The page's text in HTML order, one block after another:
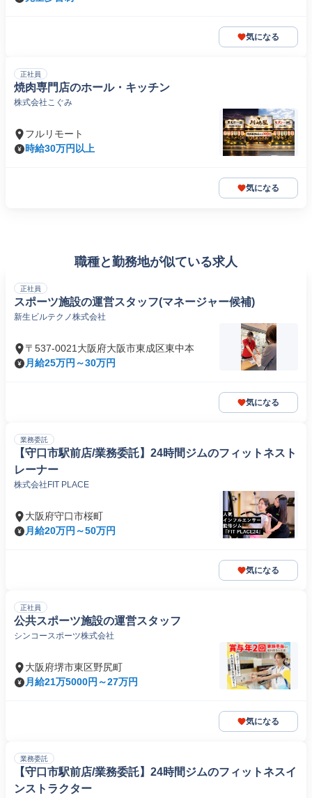
気になる
正社員
焼肉専門店のホール・キッチン
株式会社こぐみ
フルリモート
時給30万円以上
気になる
職種と勤務地が似ている求人
正社員
スポーツ施設の運営スタッフ(マネージャー候補)
新生ビルテクノ株式会社
〒537-0021大阪府大阪市東成区東中本
月給25万円～30万円
気になる
業務委託
【守口市駅前店/業務委託】24時間ジムのフィットネスト
レーナー
株式会社FIT PLACE
大阪府守口市桜町
月給20万円～50万円
気になる
正社員
公共スポーツ施設の運営スタッフ
シンコースポーツ株式会社
大阪府堺市東区野尻町
月給21万5000円～27万円
気になる
業務委託
【守口市駅前店/業務委託】24時間ジムのフィットネスイ
ンストラクター